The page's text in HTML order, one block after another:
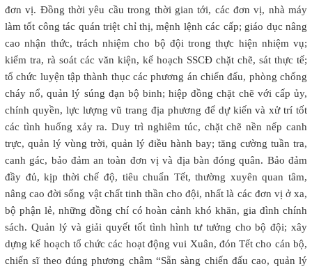
đơn vị. Đồng thời yêu cầu trong thời gian tới, các đơn vị, nhà máy
làm tốt công tác quán triệt chỉ thị, mệnh lệnh các cấp; giáo dục nâng
cao nhận thức, trách nhiệm cho bộ đội trong thực hiện nhiệm vụ;
kiểm tra, rà soát các văn kiện, kế hoạch SSCĐ chặt chẽ, sát thực tế;
tổ chức luyện tập thành thục các phương án chiến đấu, phòng chống
cháy nổ, quản lý súng đạn bộ binh; hiệp đồng chặt chẽ với cấp ủy,
chính quyền, lực lượng vũ trang địa phương để dự kiến và xử trí tốt
các tình huống xảy ra. Duy trì nghiêm túc, chặt chẽ nền nếp canh
trực, quản lý vùng trời, quản lý điều hành bay; tăng cường tuần tra,
canh gác, bảo đảm an toàn đơn vị và địa bàn đóng quân. Bảo đảm
đầy đủ, kịp thời chế độ, tiêu chuẩn Tết, thường xuyên quan tâm,
nâng cao đời sống vật chất tinh thần cho đội, nhất là các đơn vị ở xa,
bộ phận lẻ, những đồng chí có hoàn cảnh khó khăn, gia đình chính
sách. Quản lý và giải quyết tốt tình hình tư tưởng cho bộ đội; xây
dựng kế hoạch tổ chức các hoạt động vui Xuân, đón Tết cho cán bộ,
chiến sĩ theo đúng phương châm “Sẵn sàng chiến đấu cao, quản lý